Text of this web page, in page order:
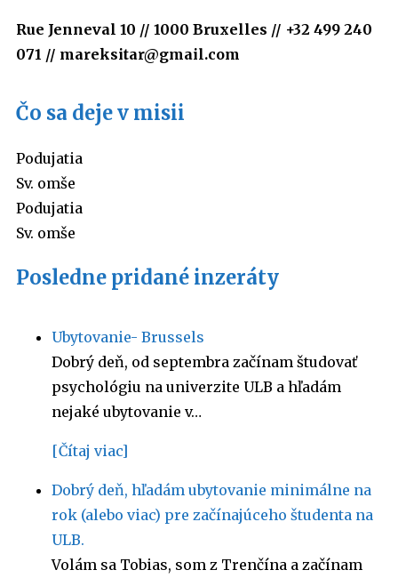
Rue Jenneval 10 // 1000 Bruxelles // +32 499 240
071 // mareksitar@gmail.com
Čo sa deje v misii
Podujatia
Sv. omše
Podujatia
Sv. omše
Posledne pridané inzeráty
Ubytovanie- Brussels
Dobrý deň, od septembra začínam študovať
psychológiu na univerzite ULB a hľadám
nejaké ubytovanie v…
[Čítaj viac]
Dobrý deň, hľadám ubytovanie minimálne na
rok (alebo viac) pre začínajúceho študenta na
ULB.
Volám sa Tobias, som z Trenčína a začínam